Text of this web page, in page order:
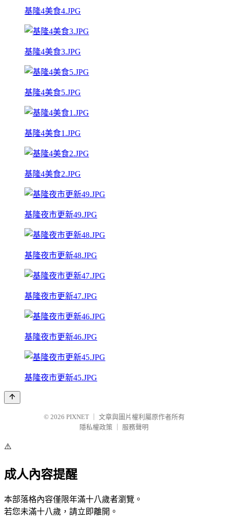
基隆4美食4.JPG
基隆4美食3.JPG
基隆4美食5.JPG
基隆4美食1.JPG
基隆4美食2.JPG
基隆夜市更新49.JPG
基隆夜市更新48.JPG
基隆夜市更新47.JPG
基隆夜市更新46.JPG
基隆夜市更新45.JPG
© 2026 PIXNET
文章與圖片權利屬原作者所有
隱私權政策
服務聲明
⚠️
成人內容提醒
本部落格內容僅限年滿十八歲者瀏覽。
若您未滿十八歲，請立即離開。